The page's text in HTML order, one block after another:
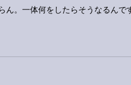
ん。一体何をしたらそうなるんで